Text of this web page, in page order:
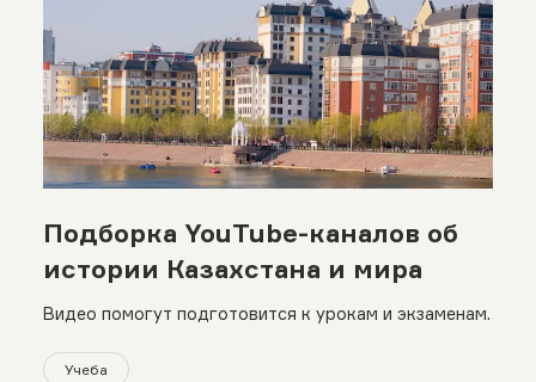
Подборка YouTube-каналов об
истории Казахстана и мира
Видео помогут подготовится к урокам и экзаменам.
Учеба